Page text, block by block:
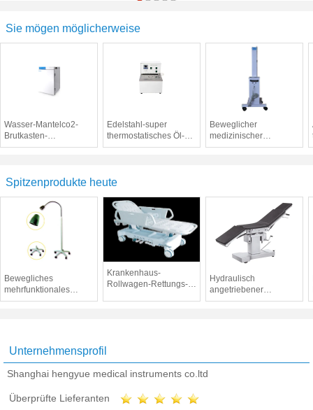
Sie mögen möglicherweise
Wasser-Mantelco2-
Brutkasten-
medizinische
Edelstahl-super
thermostatisches Öl-
Bad/Wasserbad für
Beweglicher
medizinischer
UVsterilisator-
Spitzenprodukte heute
Bewegliches
mehrfunktionales
chirurgisches
Krankenhaus-
Rollwagen-Rettungs-
Hydraulisch
angetriebener
chirurgischer
Unternehmensprofil
Shanghai hengyue medical instruments co.ltd
Überprüfte Lieferanten